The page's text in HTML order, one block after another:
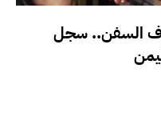
السفن.. سجل